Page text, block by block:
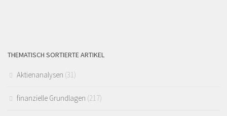
THEMATISCH SORTIERTE ARTIKEL
Aktienanalysen (31)
finanzielle Grundlagen (217)